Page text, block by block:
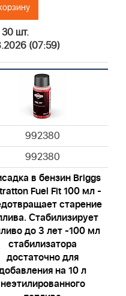
шт.
(07:59)
992380
992380
в бензин Briggs
Fuel Fit 100 мл -
старение
Стабилизирует
до 3 лет -100 мл
стабилизатора
достаточно для
на 10 л
неэтилированного